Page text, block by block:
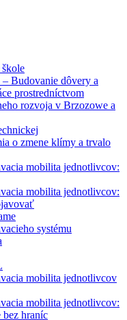
Budovanie dôvery a
prostredníctvom
rozvoja v Brzozowe a
o zmene klímy a trvalo
mobilita jednotlivcov:
mobilita jednotlivcov:
systému
mobilita jednotlivcov
mobilita jednotlivcov:
bez hraníc